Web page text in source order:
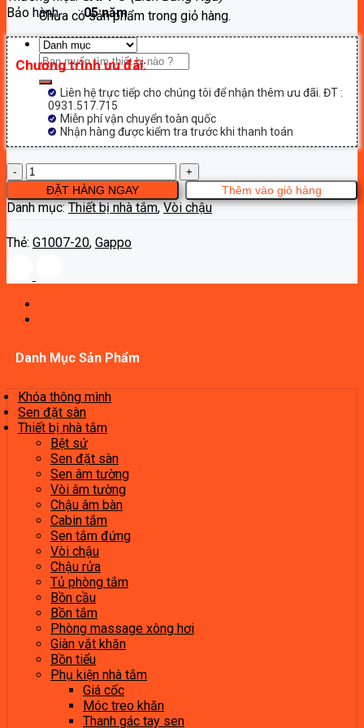
Chưa có sản phẩm trong giỏ hàng.
Tìm
kiếm:
2,420,000₫.
Bảo hành :05 năm
Chương trình ưu đãi:
Liên hệ trực tiếp cho chúng tôi để nhận thêm ưu đãi. ĐT :
0931.517.715
Miễn phí vận chuyển toàn quốc
Nhận hàng được kiểm tra trước khi thanh toán
Vòi
chậu
Gappo
G1007-
số
Thêm vào giỏ hàng
ĐẶT HÀNG NGAY
Danh mục:Thiết bị nhà tắm,Vòi chậu
Thẻ: G1007-20, Gappo
Danh Mục Sản Phẩm
Khóa thông mình
Sen đặt sàn
Thiết bị nhà tắm
Bệt sứ
Sen đặt sàn
Sen âm tường
Vòi âm tường
Chậu âm bàn
Cabin tắm
Sen tắm đứng
Vòi chậu
Chậu rửa
Tủ phòng tắm
Bồn cầu
Bồn tắm
Phòng massage xông hơi
Giàn vắt khăn
Bồn tiểu
Phụ kiện nhà tắm
Giá cốc
Móc treo khăn
Thanh gác tay sen